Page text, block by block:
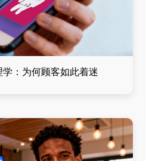
：为何顾客如此着迷